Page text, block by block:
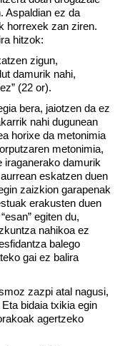
Aspaldian ez da
horrexek zan ziren.
hitzok:
zigun,
damurik nahi,
(22 or).
bera, jaiotzen da ez
nahi dugunean
horixe da metonimia
metonimia,
iraganerako damurik
eskatzen duen
zaizkion garapenak
erakusten duen
egiten du,
nahikoa ez
balego
gai ez balira
zazpi atal nagusi,
bidaia txikia egin
agertzeko